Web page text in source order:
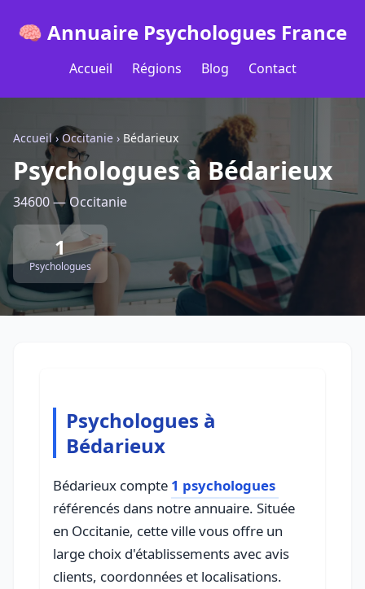
🧠 Annuaire Psychologues France
Accueil Régions Blog Contact
Accueil› Occitanie › Bédarieux
Psychologues à Bédarieux
34600 — Occitanie
1
Psychologues
Psychologues à
Bédarieux
Bédarieux compte 1 psychologues
référencés dans notre annuaire. Située
en Occitanie, cette ville vous offre un
large choix d'établissements avec avis
clients, coordonnées et localisations.